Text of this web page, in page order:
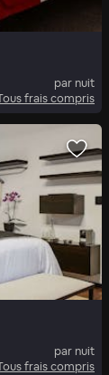
par nuit
frais compris
par nuit
frais compris